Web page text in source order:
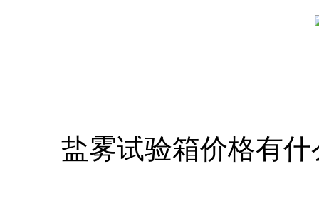
盐雾试验箱价格有什